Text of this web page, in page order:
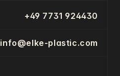
+49 7731 924430
info@elke-plastic.com